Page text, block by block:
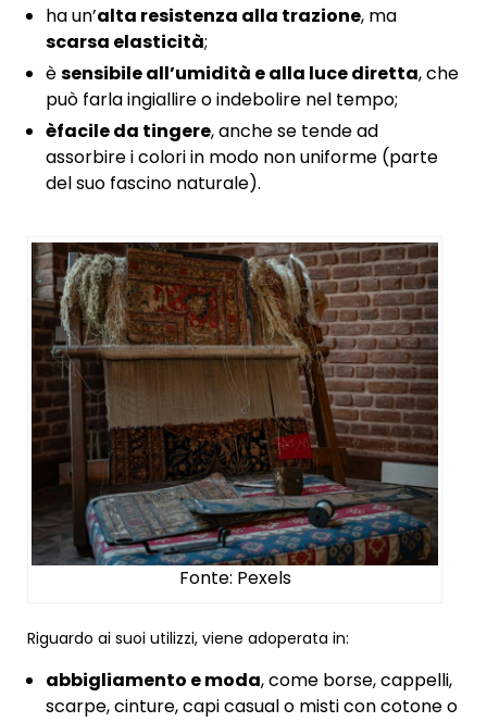
ha un’alta resistenza alla trazione, ma
scarsa elasticità;
èsensibile all’umidità e alla luce diretta, che
può farla ingiallire o indebolire nel tempo;
èfacile da tingere, anche se tende ad
assorbire i colori in modo non uniforme (parte
del suo fascino naturale).
Fonte: Pexels
Riguardo ai suoi utilizzi, viene adoperata in:
abbigliamento e moda, come borse, cappelli,
scarpe, cinture, capi casual o misti con cotone o